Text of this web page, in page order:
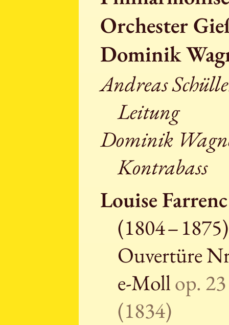
Orchester
Dominik
Andreas
Leitung
Dominik
Kontrabass
Louise Farrenc
(1804 –
Ouvertüre
e-Mollop. 23
(1834)